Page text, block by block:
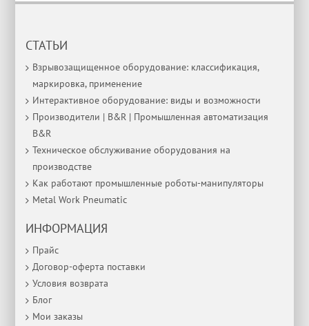
СТАТЬИ
Взрывозащищенное оборудование: классификация,
маркировка, применение
Интерактивное оборудование: виды и возможности
Производители | B&R | Промышленная автоматизация
B&R
Техническое обслуживание оборудования на
производстве
Как работают промышленные роботы-манипуляторы
Metal Work Pneumatic
ИНФОРМАЦИЯ
Прайс
Договор-оферта поставки
Условия возврата
Блог
Мои заказы